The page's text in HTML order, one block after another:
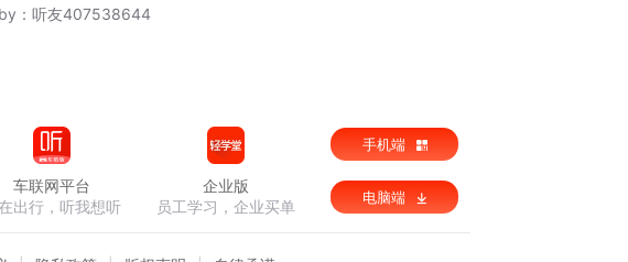
by： 听友407538644
车联网平台
出行，听我想听
企业版
员工学习，企业买单
手机端
电脑端